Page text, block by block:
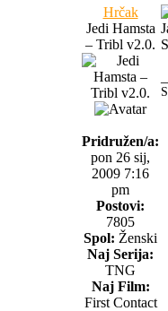
Hrčak
Jedi Hamsta
– Tribl v2.0.
Pridružen/a:
pon 26 sij,
2009 7:16
pm
Postovi:
7805
Spol: Ženski
Naj Serija:
TNG
Naj Film:
First Contact